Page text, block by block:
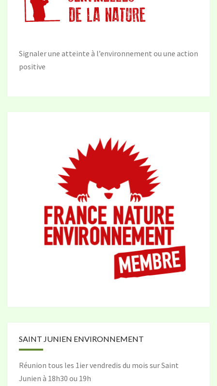
Signaler une atteinte à l’environnement ou une action
positive
SAINT JUNIEN ENVIRONNEMENT
Réunion tous les 1ier vendredis du mois sur Saint
Junien à 18h30 ou 19h